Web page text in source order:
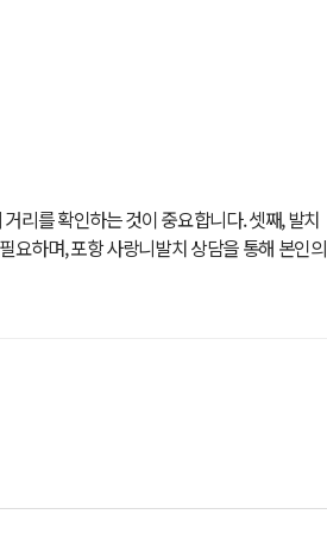
리를 확인하는 것이 중요합니다. 셋째, 발치
요하며,포항 사랑니발치상담을 통해 본인의